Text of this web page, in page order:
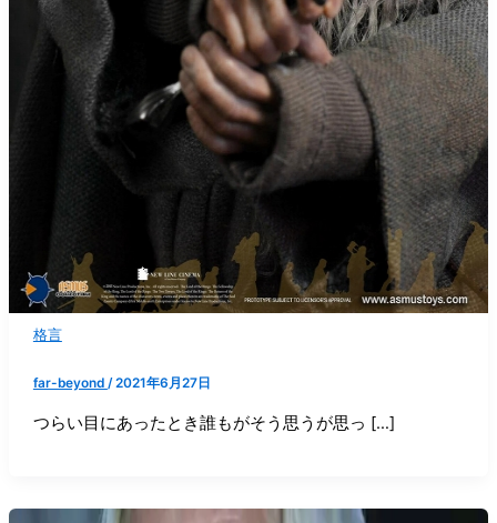
格言
far-beyond /2021年6月27日
つらい目にあったとき誰もがそう思うが思っ […]